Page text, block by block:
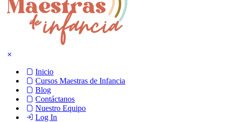
Ingresar
Inicio
Cursos Maestras de Infancia
Blog
Contáctanos
Nuestro Equipo
Log In